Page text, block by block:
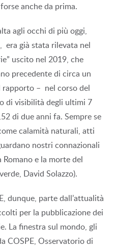
anche da prima.
agli occhi di più oggi,
era già stata rilevata nel
uscito nel 2019, che
precedente di circa un
rapporto – nel corso del
di visibilità degli ultimi 7
di due anni fa. Sempre se
calamità naturali, atti
nostri connazionali
e la morte del
David Solazzo).
dunque, parte dall’attualità
per la pubblicazione dei
La finestra sul mondo, gli
COSPE, Osservatorio di